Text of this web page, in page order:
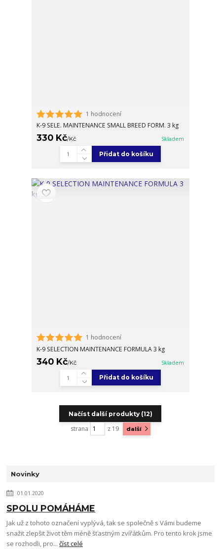
1 hodnocení
K-9 SELE. MAINTENANCE SMALL BREED FORM. 3 kg
330 Kč/Kč Skladem
Přidat do košíku
1 hodnocení
K-9 SELECTION MAINTENANCE FORMULA 3 kg
340 Kč/Kč Skladem
Přidat do košíku
Načíst další produkty (12)
strana z 19 další
Novinky
01.01.2020
SPOLU POMÁHÁME
Jak už z tohoto označení vyplývá, tak se společně s Vámi budeme
snažit zlepšit život těm méně šťastným zvířátkům. Pro tento krok jsme
se rozhodli, pro...číst celé